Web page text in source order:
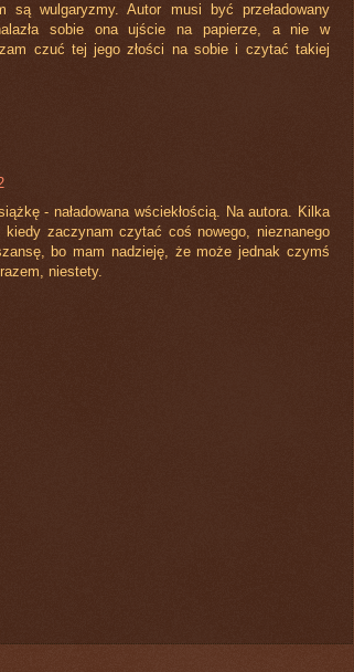
wulgaryzmy. Autor musi być przeładowany
sobie ona ujście na papierze, a nie w
czuć tej jego złości na sobie i czytać takiej
- naładowana wściekłością. Na autora. Kilka
kiedy zaczynam czytać coś nowego, nieznanego
bo mam nadzieję, że może jednak czymś
niestety.